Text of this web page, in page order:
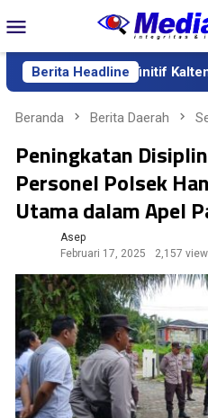
ke
kontenMobile
Berita Headline
Definitif Kalteng, Gubernur
Beranda Berita Daerah
Peningkatan
Personel Polsek
Utama dalam Apel
Asep
Februari 17, 2025
2,157